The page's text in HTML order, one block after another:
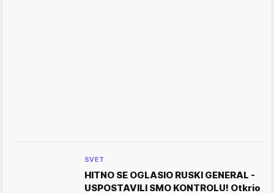
SVET
HITNO SE OGLASIO RUSKI GENERAL -
USPOSTAVILI SMO KONTROLU! Otkrio